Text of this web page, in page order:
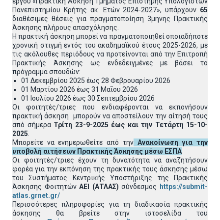
Πανεπιστημίου Κρήτης ακ. Ετών 2024-2027», υπάρχουν 65
διαθέσιμες θέσεις για πραγματοποίηση 3μηνης Πρακτικής
Άσκησης πλήρους απασχόλησης.
Η πρακτική άσκηση μπορεί να πραγματοποιηθεί οποιαδήποτε
χρονική στιγμή εντός του ακαδημαϊκού έτους 2025-2026, με
τις ακόλουθες περιόδους να προτείνονται από την Επιτροπή
Πρακτικής Άσκησης ως ενδεδειγμένες με βάσει το
πρόγραμμα σπουδών:
01 Δεκεμβρίου 2025 έως 28 Φεβρουαρίου 2026
01 Μαρτίου 2026 έως 31 Μαΐου 2026
01 Ιουλίου 2026 έως 30 Σεπτεμβρίου 2026
Οι φοιτητές/τριες που ενδιαφέρονται να εκπονήσουν
πρακτική άσκηση μπορούν να αποστείλουν την αίτησή τους
από σήμερα Τρίτη 23-9-2025 έως και την Τετάρτη 15-10-
2025
Μπορείτε να ενημερωθείτε από την Ανακοίνωση για την
υποβολή αιτήσεων Πρακτικής Άσκησης μέσω ΕΣΠΑ
Οι φοιτητές/τριες έχουν τη δυνατότητα να αναζητήσουν
φορέα για την εκπόνηση της πρακτικής τους άσκησης μέσω
του Συστήματος Κεντρικής Υποστήριξης της Πρακτικής
Άσκησης Φοιτητών ΑΕΙ (ΑΤΛΑΣ) σύνδεσμος
https://submit-
atlas.grnet.gr/
Περισσότερες πληροφορίες για τη διαδικασία πρακτικής
άσκησης θα βρείτε στην ιστοσελίδα του